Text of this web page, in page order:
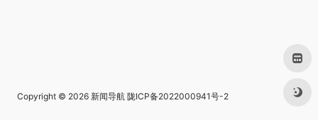
Copyright © 2026 新闻导航 陇ICP备2022000941号-2